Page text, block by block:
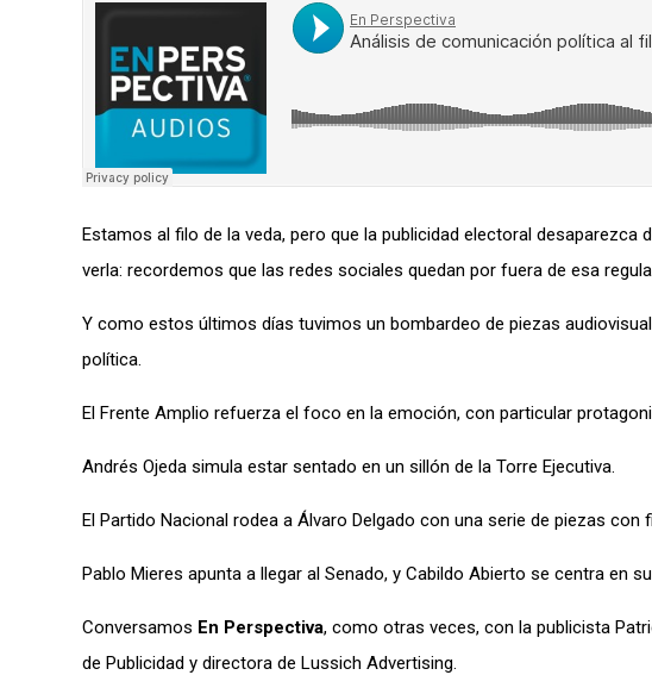
Estamos al filo de la veda, pero que la publicidad electoral desaparezca
verla: recordemos que las redes sociales quedan por fuera de esa
Y como estos últimos días tuvimos un bombardeo de piezas
política.
El Frente Amplio refuerza el foco en la emoción, con particular
Andrés Ojeda simula estar sentado en un sillón de la Torre Ejecutiva.
El Partido Nacional rodea a Álvaro Delgado con una serie de piezas con
Pablo Mieres apunta a llegar al Senado, y Cabildo Abierto se centra en
Conversamos En Perspectiva, como otras veces, con la publicista
de Publicidad y directora de Lussich Advertising.